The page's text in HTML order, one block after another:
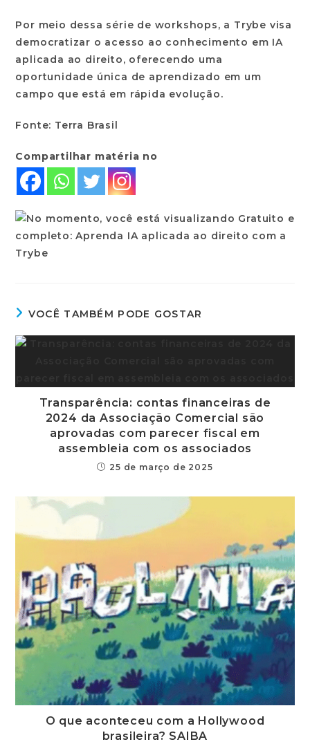
Por meio dessa série de workshops, a Trybe visa
democratizar o acesso ao conhecimento em IA
aplicada ao direito, oferecendo uma
oportunidade única de aprendizado em um
campo que está em rápida evolução.
Fonte: Terra Brasil
Compartilhar matéria no
VOCÊ TAMBÉM PODE GOSTAR
Transparência: contas financeiras de
2024 da Associação Comercial são
aprovadas com parecer fiscal em
assembleia com os associados
25 de março de 2025
O que aconteceu com a Hollywood
brasileira? SAIBA